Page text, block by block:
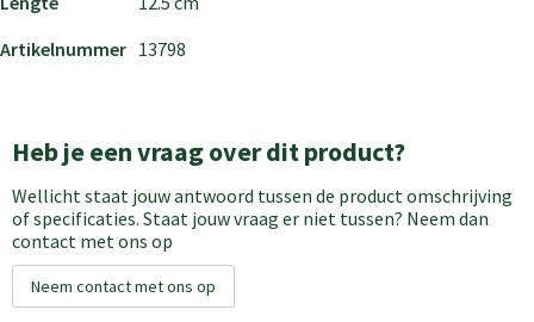
Artikelnummer 13798
Heb je een vraag over dit product?
Wellicht staat jouw antwoord tussen de product omschrijving
of specificaties. Staat jouw vraag er niet tussen? Neem dan
contact met ons op
Neem contact met ons op